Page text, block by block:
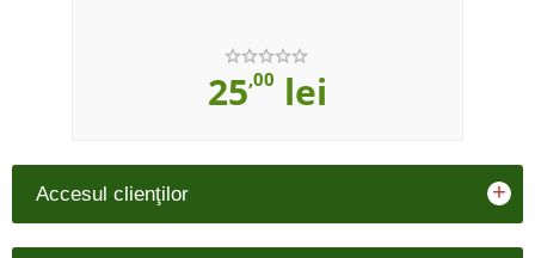
25,00 lei
Accesul clienţilor +